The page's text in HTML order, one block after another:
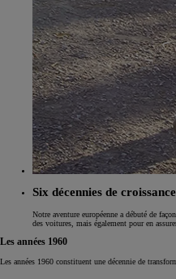
À partir de
bZ4X Touring
Six décennies de
Notre aventure européenne a débuté de
des voitures, mais également pour en
Les années 1960
Les années 1960 constituent une décennie de